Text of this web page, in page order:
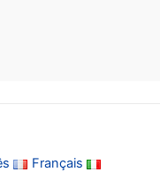
Français